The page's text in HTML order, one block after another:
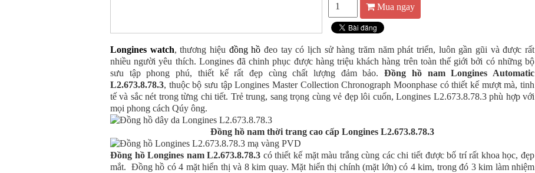
Mua ngay
Longines watch, thương hiệu đồng hồ đeo tay có lịch sử hàng trăm năm phát triển, luôn gần gũi và được rất
nhiều người yêu thích. Longines đã chinh phục được hàng triệu khách hàng trên toàn thế giới bởi có những bộ
sưu tập phong phú, thiết kế rất đẹp cùng chất lượng đảm bảo.Đồng hồ nam Longines Automatic
L2.673.8.78.3, thuộc bộ sưu tập Longines Master Collection Chronograph Moonphase có thiết kế mượt mà, tinh
tế và sắc nét trong từng chi tiết. Trẻ trung, sang trọng cùng vẻ đẹp lôi cuốn, Longines L2.673.8.78.3 phù hợp với
mọi phong cách Qúy ông.
Đồng hồ nam thời trang cao cấp Longines L2.673.8.78.3
Đồng hồ Longines nam L2.673.8.78.3 có thiết kế mặt màu trắng cùng các chi tiết được bố trí rất khoa học, đẹp
mắt. Đồng hồ có 4 mặt hiển thị và 8 kim quay. Mặt hiển thị chính (mặt lớn) có 4 kim, trong đó 3 kim làm nhiệm